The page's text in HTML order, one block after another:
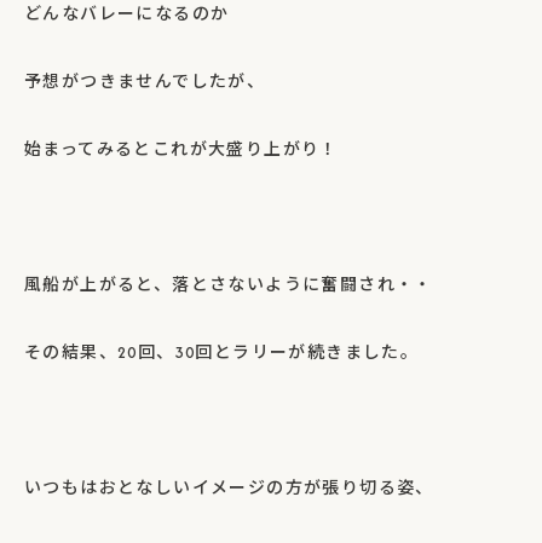
どんなバレーになるのか
予想がつきませんでしたが、
始まってみるとこれが大盛り上がり！
風船が上がると、落とさないように奮闘され・・
その結果、20回、30回とラリーが続きました。
いつもはおとなしいイメージの方が張り切る姿、